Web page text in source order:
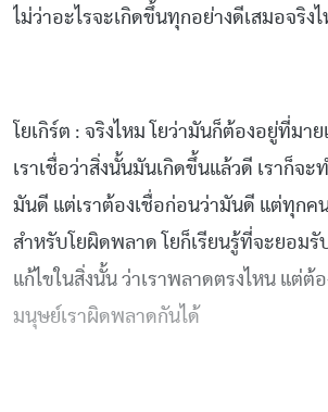
ไม่ว่าอะไรจะเกิดขึ้นทุกอย่างดีเสมอจริงไ
โยเกิร์ต : จริงไหม โยว่ามันก็ต้องอยู่ที่มา
เราเชื่อว่าสิ่งนั้นมันเกิดขึ้นแล้วดี เราก็จ
มันดี แต่เราต้องเชื่อก่อนว่ามันดี แต่ทุก
สำหรับโยผิดพลาด โยก็เรียนรู้ที่จะยอมรั
แก้ไขในสิ่งนั้น ว่าเราพลาดตรงไหน แต่ต้
มนุษย์เราผิดพลาดกันได้